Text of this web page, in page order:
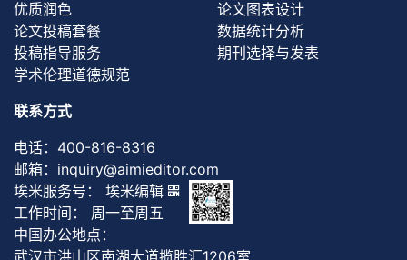
优质润色
论文投稿套餐
投稿指导服务
学术伦理道德规范
论文图表设计
数据统计分析
期刊选择与发表
联系方式
电话： 400-816-8316
邮箱： inquiry@aimieditor.com
埃米服务号： 埃米编辑
工作时间： 周一至周五
中国办公地点：
武汉市洪山区南湖大道揽胜汇1206室